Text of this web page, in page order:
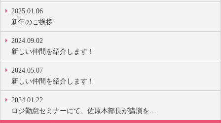
2025.01.06
新年のご挨拶
2024.09.02
新しい仲間を紹介します！
2024.05.07
新しい仲間を紹介します！
2024.01.22
ロジ勤怠セミナーにて、佐原本部長が講演を…